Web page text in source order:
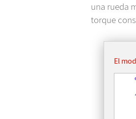
una rueda
torque
El